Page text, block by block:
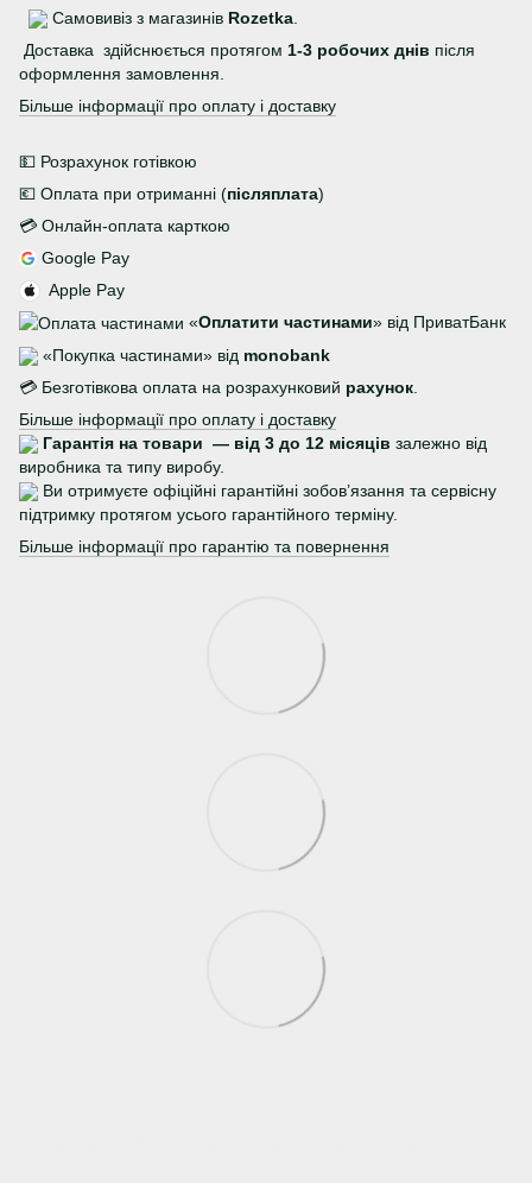
Самовивіз з магазинів Rozetka
Доставка здійснюється протягом 1-3 робочих днів після
оформлення замовлення.
Більше інформації про оплату і доставку
💵 Розрахунок готівкою
💶 Оплата при отриманні (післяплата)
💳 Онлайн-оплата карткою
Google Pay
Apple Pay
«Оплатити частинами» від ПриватБанк
«Покупка частинами» від monobank
💳 Безготівкова оплата на розрахунковий рахунок
Більше інформації про оплату і доставку
Гарантія на товари — від 3 до 12 місяців залежно від
виробника та типу виробу.
Ви отримуєте офіційні гарантійні зобов’язання та сервісну
підтримку протягом усього гарантійного терміну.
Більше інформації про гарантію та повернення